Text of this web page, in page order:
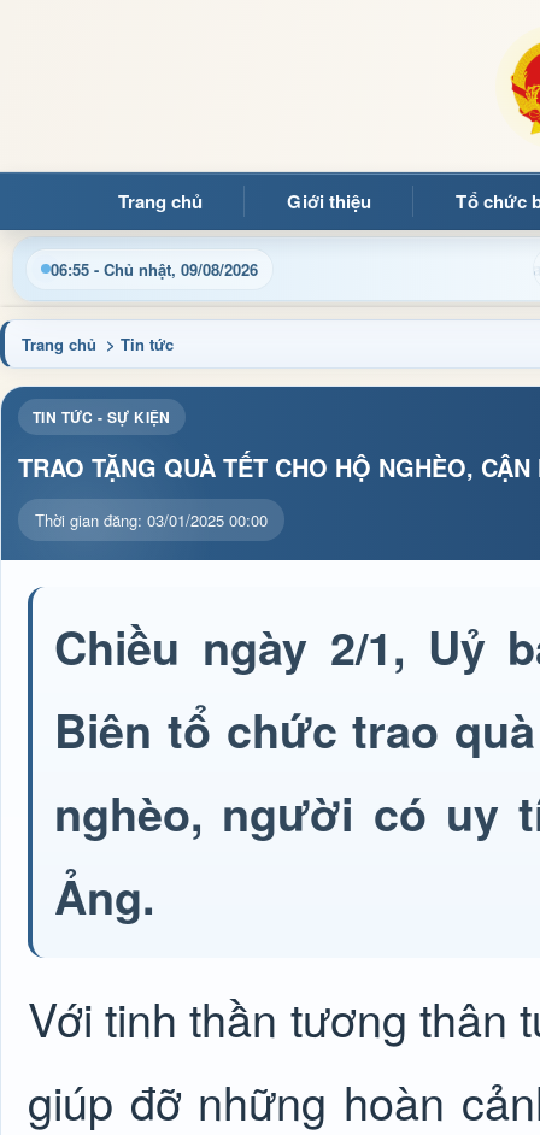
Trang chủ Giới thiệu Tổ chức
06:55 - Chủ nhật, 09/08/2026
hành, thủ tục hành chính và tin tức địa phương nhanh
Trang chủ > Tin tức
TIN TỨC - SỰ KIỆN
TRAO TẶNG QUÀ TẾT CHO HỘ NGHÈO,
Thời gian đăng: 03/01/2025 00:00
Chiều ngày 2/1, Uỷ
Biên tổ chức trao
nghèo, người có uy
Ảng.
Với tinh thần tương thân
giúp đỡ những hoàn